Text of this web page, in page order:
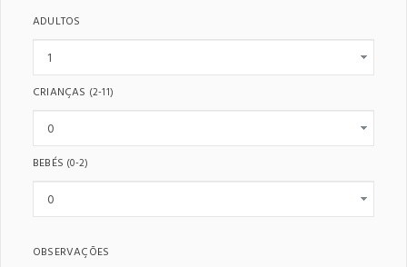
ADULTOS
CRIANÇAS (2-11)
BEBÉS (0-2)
OBSERVAÇÕES